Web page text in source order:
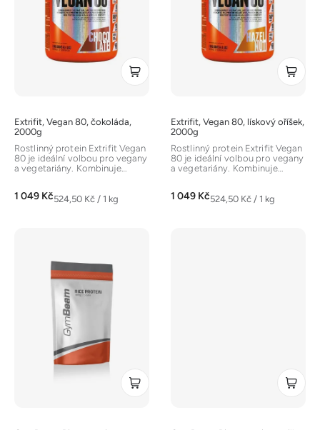
ůExtrifit, Vegan 80, čokoláda,
2000g
1 049 KčMěrná
524,50 Kč / 1 kg
Rostlinný protein Extrifit Vegan
80 je ideální volbou pro vegany
a vegetariány. Kombinuje
Extrifit, Vegan 80, lískový oříšek,
2000g
1 049 KčMěrná
524,50 Kč / 1 kg
Rostlinný protein Extrifit Vegan
80 je ideální volbou pro vegany
a vegetariány. Kombinuje